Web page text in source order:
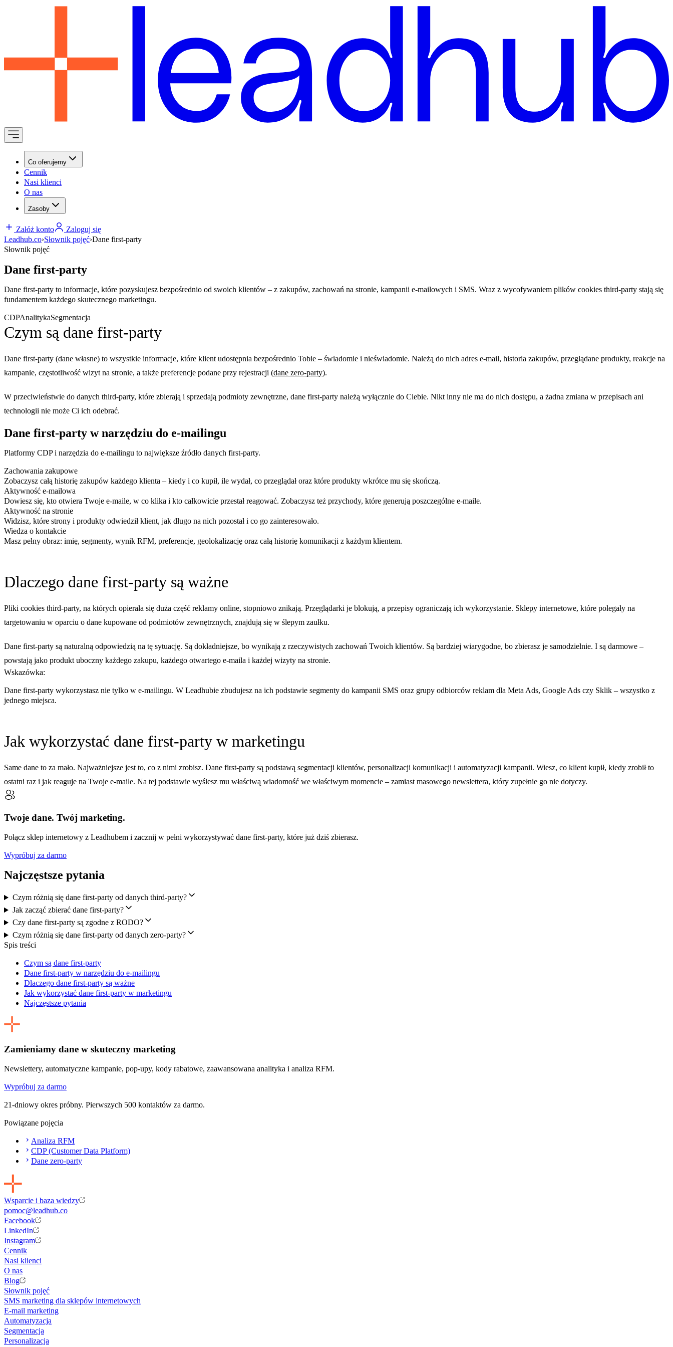
Co oferujemy
Cennik
Nasi klienci
O nas
Zasoby
Załóż konto
Zaloguj się
Leadhub.co›Słownik pojęć›Dane first-party
Słownik pojęć
Dane first-party
Dane first-party to informacje, które pozyskujesz bezpośrednio od swoich klientów – z zakupów, zachowań na stronie, kampanii e-mailowych i SMS. Wraz z wycofywaniem plików cookies third-party stają się
fundamentem każdego skutecznego marketingu.
CDPAnalitykaSegmentacja
Czym są dane first-party
Dane first-party (dane własne) to wszystkie informacje, które klient udostępnia bezpośrednio Tobie – świadomie i nieświadomie. Należą do nich adres e-mail, historia zakupów, przeglądane produkty, reakcje na
kampanie, częstotliwość wizyt na stronie, a także preferencje podane przy rejestracji (dane zero-party).
W przeciwieństwie do danych third-party, które zbierają i sprzedają podmioty zewnętrzne, dane first-party należą wyłącznie do Ciebie. Nikt inny nie ma do nich dostępu, a żadna zmiana w przepisach ani
technologii nie może Ci ich odebrać.
Dane first-party w narzędziu do e-mailingu
Platformy CDP i narzędzia do e-mailingu to największe źródło danych first-party.
Zachowania zakupowe
Zobaczysz całą historię zakupów każdego klienta – kiedy i co kupił, ile wydał, co przeglądał oraz które produkty wkrótce mu się skończą.
Aktywność e-mailowa
Dowiesz się, kto otwiera Twoje e-maile, w co klika i kto całkowicie przestał reagować. Zobaczysz też przychody, które generują poszczególne e-maile.
Aktywność na stronie
Widzisz, które strony i produkty odwiedził klient, jak długo na nich pozostał i co go zainteresowało.
Wiedza o kontakcie
Masz pełny obraz: imię, segmenty, wynik RFM, preferencje, geolokalizację oraz całą historię komunikacji z każdym klientem.
Dlaczego dane first-party są ważne
Pliki cookies third-party, na których opierała się duża część reklamy online, stopniowo znikają. Przeglądarki je blokują, a przepisy ograniczają ich wykorzystanie. Sklepy internetowe, które polegały na
targetowaniu w oparciu o dane kupowane od podmiotów zewnętrznych, znajdują się w ślepym zaułku.
Dane first-party są naturalną odpowiedzią na tę sytuację. Są dokładniejsze, bo wynikają z rzeczywistych zachowań Twoich klientów. Są bardziej wiarygodne, bo zbierasz je samodzielnie. I są darmowe –
powstają jako produkt uboczny każdego zakupu, każdego otwartego e-maila i każdej wizyty na stronie.
Wskazówka:
Dane first-party wykorzystasz nie tylko w e-mailingu. W Leadhubie zbudujesz na ich podstawie segmenty do kampanii SMS oraz grupy odbiorców reklam dla Meta Ads, Google Ads czy Sklik – wszystko z
jednego miejsca.
Jak wykorzystać dane first-party w marketingu
Same dane to za mało. Najważniejsze jest to, co z nimi zrobisz. Dane first-party są podstawą segmentacji klientów, personalizacji komunikacji i automatyzacji kampanii. Wiesz, co klient kupił, kiedy zrobił to
ostatni raz i jak reaguje na Twoje e-maile. Na tej podstawie wyślesz mu właściwą wiadomość we właściwym momencie – zamiast masowego newslettera, który zupełnie go nie dotyczy.
Twoje dane. Twój marketing.
Połącz sklep internetowy z Leadhubem i zacznij w pełni wykorzystywać dane first-party, które już dziś zbierasz.
Wypróbuj za darmo
Najczęstsze pytania
Czym różnią się dane first-party od danych third-party?
Jak zacząć zbierać dane first-party?
Czy dane first-party są zgodne z RODO?
Czym różnią się dane first-party od danych zero-party?
Spis treści
Czym są dane first-party
Dane first-party w narzędziu do e-mailingu
Dlaczego dane first-party są ważne
Jak wykorzystać dane first-party w marketingu
Najczęstsze pytania
Zamieniamy dane w skuteczny marketing
Newslettery, automatyczne kampanie, pop-upy, kody rabatowe, zaawansowana analityka i analiza RFM.
Wypróbuj za darmo
21-dniowy okres próbny. Pierwszych 500 kontaktów za darmo.
Powiązane pojęcia
Analiza RFM
CDP (Customer Data Platform)
Dane zero-party
Wsparcie i baza wiedzy
pomoc@leadhub.co
Facebook
LinkedIn
Instagram
Cennik
Nasi klienci
O nas
Blog
Słownik pojęć
SMS marketing dla sklepów internetowych
E-mail marketing
Automatyzacja
Segmentacja
Personalizacja